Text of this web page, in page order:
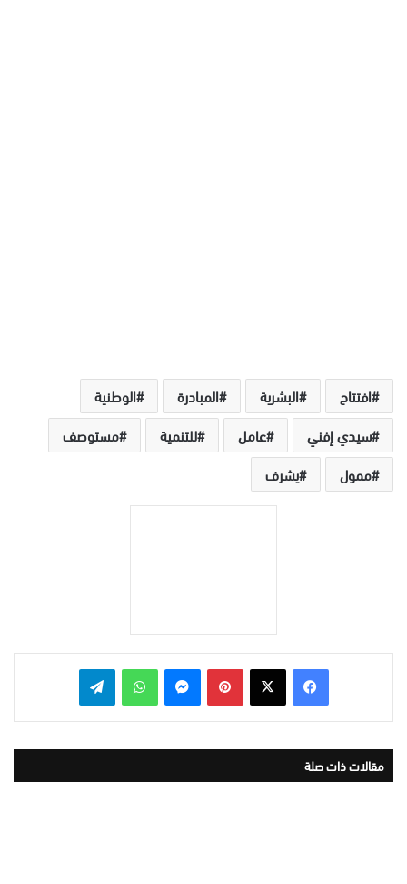
افتتاح البشرية المبادرة
الوطنية
سيدي إفني
عامل للتنمية‬‬‬‬‬
مستوصف
ممول
يشرف
بينتيريست واتساب
مقالات ذات صلة